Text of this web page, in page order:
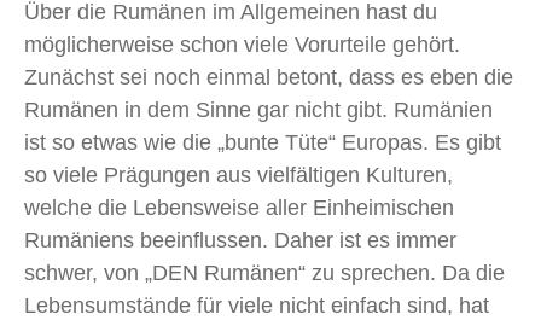
Über die Rumänen im Allgemeinen hast du
möglicherweise schon viele Vorurteile gehört.
Zunächst sei noch einmal betont, dass es eben die
Rumänen in dem Sinne gar nicht gibt. Rumänien
ist so etwas wie die „bunte Tüte“ Europas. Es gibt
so viele Prägungen aus vielfältigen Kulturen,
welche die Lebensweise aller Einheimischen
Rumäniens beeinflussen. Daher ist es immer
schwer, von „DEN Rumänen“ zu sprechen. Da die
Lebensumstände für viele nicht einfach sind, hat